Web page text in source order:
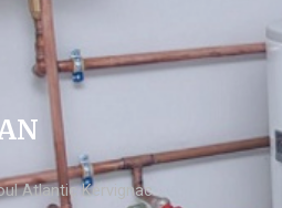
Atlantic Kervignac